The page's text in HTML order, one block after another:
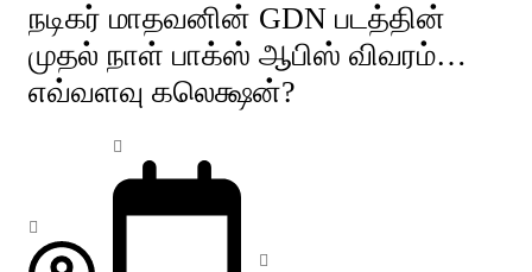
நடிகர் மாதவனின் GDN படத்தின்
முதல் நாள் பாக்ஸ் ஆபிஸ் விவரம்…
எவ்வளவு கலெக்ஷன்?